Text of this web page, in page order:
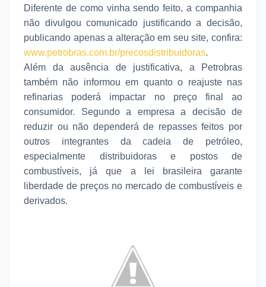
Diferente de como vinha sendo feito, a companhia
não divulgou comunicado justificando a decisão,
publicando apenas a alteração em seu site, confira:
www.petrobras.com.br/precosdistribuidoras.
Além da ausência de justificativa, a Petrobras
também não informou em quanto o reajuste nas
refinarias poderá impactar no preço final ao
consumidor. Segundo a empresa a decisão de
reduzir ou não dependerá de repasses feitos por
outros integrantes da cadeia de petróleo,
especialmente distribuidoras e postos de
combustíveis, já que a lei brasileira garante
liberdade de preços no mercado de combustíveis e
derivados.